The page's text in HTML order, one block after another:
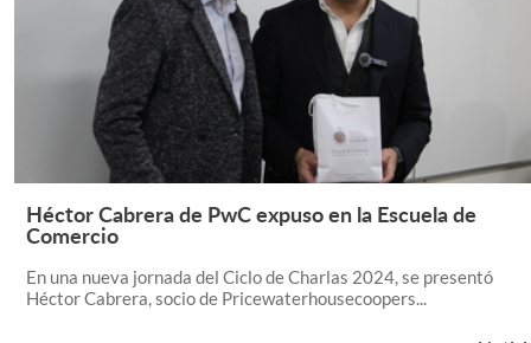
Leer Más +
Héctor Cabrera de PwC expuso en la Escuela de
Comercio
En una nueva jornada del Ciclo de Charlas 2024, se presentó
Héctor Cabrera, socio de Pricewaterhousecoopers...